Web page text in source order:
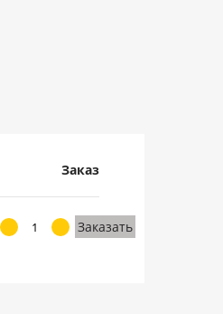
Заказ
Заказать